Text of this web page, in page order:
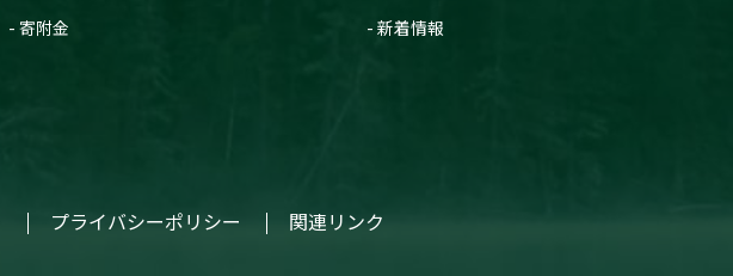
寄附金
新着情報
プライバシーポリシー 関連リンク